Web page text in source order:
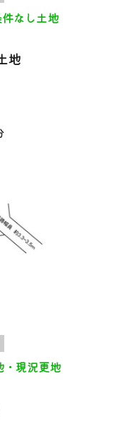
なし土地
地
・現況更地